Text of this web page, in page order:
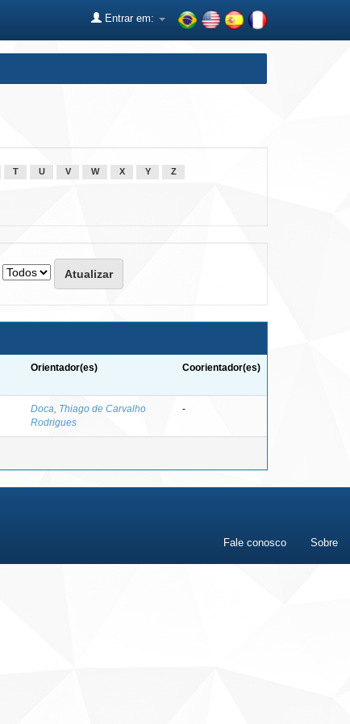
Entrar em:
T U V W X Y Z
Orientador(es) Coorientador(es)
Doca, Thiago de Carvalho
Rodrigues
-
Fale conosco Sobre